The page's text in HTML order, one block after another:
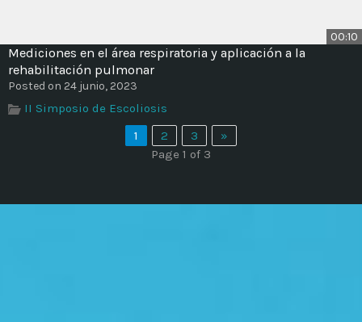
00:10
Mediciones en el área respiratoria y aplicación a la
rehabilitación pulmonar
Posted on 24 junio, 2023
II Simposio de Escoliosis
1
2 3
»
Page 1 of 3